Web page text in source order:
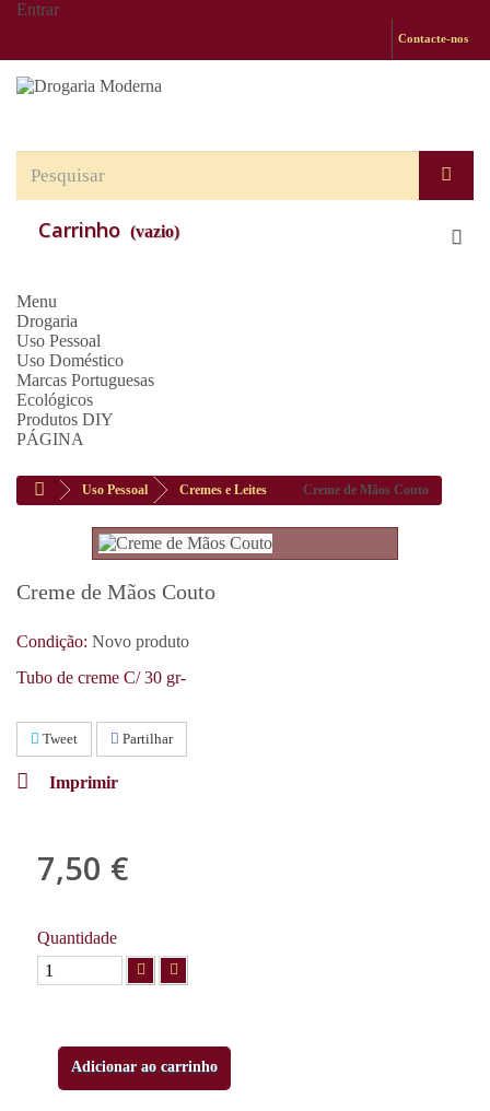
Entrar
Contacte-nos
Carrinho (vazio)
Menu
Drogaria
Uso Pessoal
Uso Doméstico
Marcas Portuguesas
Ecológicos
Produtos DIY
PÁGINA
Uso Pessoal Cremes e Leites Creme de Mãos Couto
Creme de Mãos Couto
Condição: Novo produto
Tubo de creme C/ 30 gr-
Tweet Partilhar
Imprimir
7,50 €
Quantidade
Adicionar ao carrinho